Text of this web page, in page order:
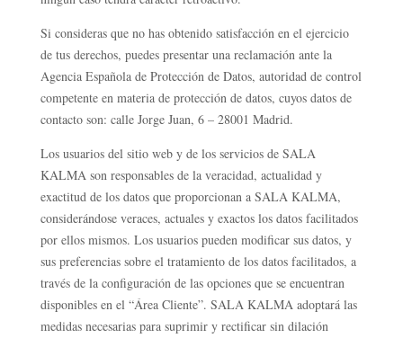
Si consideras que no has obtenido satisfacción en el ejercicio
de tus derechos, puedes presentar una reclamación ante la
Agencia Española de Protección de Datos, autoridad de control
competente en materia de protección de datos, cuyos datos de
contacto son: calle Jorge Juan, 6 – 28001 Madrid.
Los usuarios del sitio web y de los servicios de SALA
KALMA son responsables de la veracidad, actualidad y
exactitud de los datos que proporcionan a SALA KALMA,
considerándose veraces, actuales y exactos los datos facilitados
por ellos mismos. Los usuarios pueden modificar sus datos, y
sus preferencias sobre el tratamiento de los datos facilitados, a
través de la configuración de las opciones que se encuentran
disponibles en el “Área Cliente”. SALA KALMA adoptará las
medidas necesarias para suprimir y rectificar sin dilación